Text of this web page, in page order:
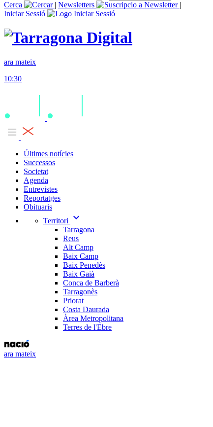
Cerca
| Newsletters
|
Iniciar Sessió
ara mateix
10:30
Últimes notícies
Successos
Societat
Agenda
Entrevistes
Reportatges
Obituaris
Territori
expand_more
Tarragona
Reus
Alt Camp
Baix Camp
Baix Penedès
Baix Gaià
Conca de Barberà
Tarragonès
Priorat
Costa Daurada
Àrea Metropolitana
Terres de l'Ebre
ara mateix